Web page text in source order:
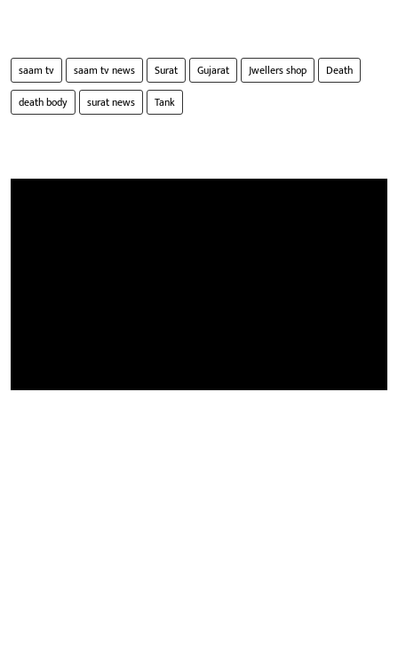
saam tv saam tv news Surat Gujarat Jwellers shop
Death
death body
surat news Tank